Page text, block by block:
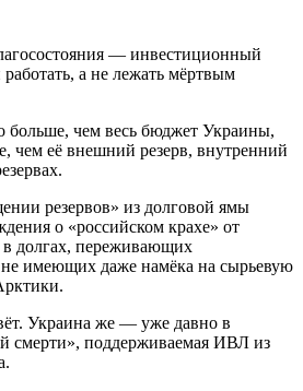
— инвестиционный
а не лежать мёртвым
чем весь бюджет Украины,
чем её внешний резерв, внутренний
резервов» из долговой ямы
о «российском крахе» от
долгах, переживающих
имеющих даже намёка на сырьевую
Украина же — уже давно в
смерти», поддерживаемая ИВЛ из